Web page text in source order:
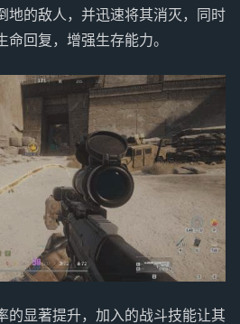
地的敌人，并迅速将其消灭，同时
回复，增强生存能力。
的显著提升，加入的战斗技能让其